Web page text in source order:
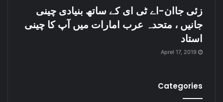
زئی جاان-اے ٹی ای کے ساتھ بنیادی چینی
جانیں ، متحدہ عرب امارات میں آپ کا چینی
استاد
Aprel 17, 2019
Categories